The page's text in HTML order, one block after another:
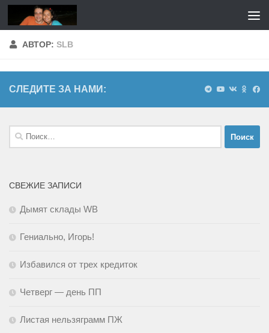
Перейти к содержимому
АВТОР: SLB
СЛЕДИТЕ ЗА НАМИ:
Найти:
СВЕЖИЕ ЗАПИСИ
Дымят склады WB
Гениально, Игорь!
Избавился от трех кредиток
Четверг — день ПП
Листая нельзяграмм ПЖ